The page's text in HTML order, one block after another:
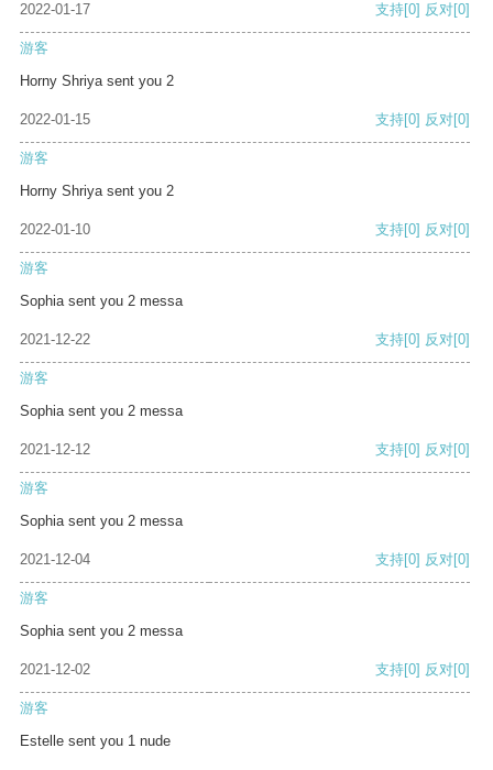
2022-01-17 支持[0] 反对[0]
游客
Horny Shriya sent you 2
2022-01-15 支持[0] 反对[0]
游客
Horny Shriya sent you 2
2022-01-10 支持[0] 反对[0]
游客
Sophia sent you 2 messa
2021-12-22 支持[0] 反对[0]
游客
Sophia sent you 2 messa
2021-12-12 支持[0] 反对[0]
游客
Sophia sent you 2 messa
2021-12-04 支持[0] 反对[0]
游客
Sophia sent you 2 messa
2021-12-02 支持[0] 反对[0]
游客
Estelle sent you 1 nude